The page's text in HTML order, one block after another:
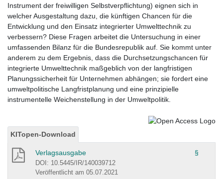
Instrument der freiwilligen Selbstverpflichtung) eignen sich in
welcher Ausgestaltung dazu, die künftigen Chancen für die
Entwicklung und den Einsatz integrierter Umwelttechnik zu
verbessern? Diese Fragen arbeitet die Untersuchung in einer
umfassenden Bilanz für die Bundesrepublik auf. Sie kommt unter
anderem zu dem Ergebnis, dass die Durchsetzungschancen für
integrierte Umwelttechnik maßgeblich von der langfristigen
Planungssicherheit für Unternehmen abhängen; sie fordert eine
umweltpolitische Langfristplanung und eine prinzipielle
instrumentelle Weichenstellung in der Umweltpolitik.
KITopen-Download
Verlagsausgabe §
DOI: 10.5445/IR/140039712
Veröffentlicht am 05.07.2021